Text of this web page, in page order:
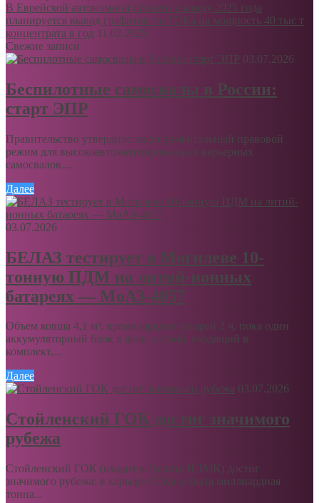
В Еврейской автономной области к концу 2025 года
планируется вывод графитового ГОКа на мощность 40 тыс т
концентрата в год 11.02.2025
Свежие записи
03.07.2026
Беспилотные самосвалы в России:
старт ЭПР
Правительство утвердило экспериментальный правовой
режим для высокоавтоматизированных карьерных
самосвалов....
Далее
03.07.2026
БЕЛАЗ тестирует в Могилеве 10-
тонную ПДМ на литий-ионных
батареях — МоАЗ-4057
Объем ковша 4,1 м³, время зарядки батарей 2 ч, пока один
аккумуляторный блок в деле, второй, входящий в
комплект,...
Далее
03.07.2026
Стойленский ГОК достиг значимого
рубежа
Стойленский ГОК (входит в Группу НЛМК) достиг
значимого рубежа: в карьере ГОКа добыта миллиардная
тонна...